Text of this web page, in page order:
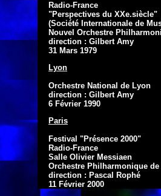
Radio-France
"Perspectives du XXe.siècle"
(Société Internationale de
Nouvel Orchestre
direction : Gilbert Amy
31 Mars 1979
Lyon
Orchestre National de Lyon
direction : Gilbert Amy
6 Février 1990
Paris
Festival "Présence 2000"
Radio-France
Salle Olivier Messiaen
Orchestre Philharmonique de
direction : Pascal Rophé
11 Février 2000